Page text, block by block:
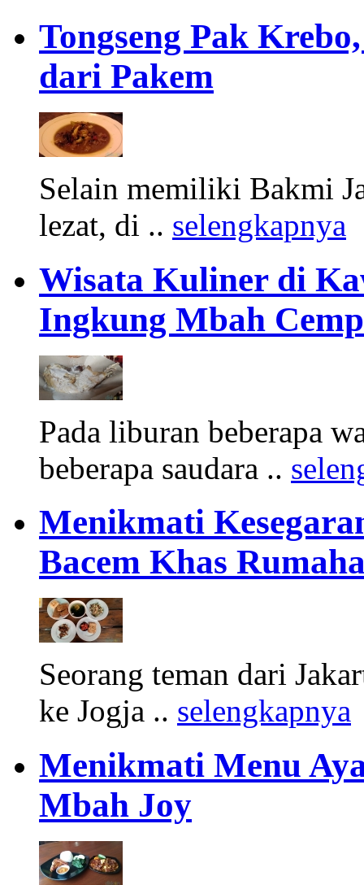
Tongseng Pak
dari Pakem
Selain memiliki Bakmi
lezat, di .. selengkapnya
Wisata Kuliner di
Ingkung Mbah
Pada liburan beberapa
beberapa saudara ..
Menikmati
Bacem Khas
Seorang teman dari
ke Jogja .. selengkapnya
Menikmati Menu
Mbah Joy